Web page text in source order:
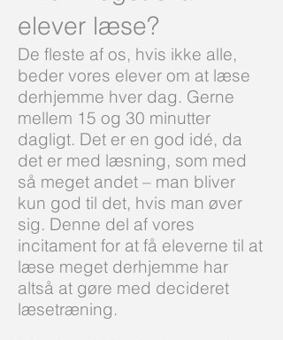
elever læse?
De fleste af os, hvis ikke alle,
beder vores elever om at læse
derhjemme hver dag. Gerne
mellem 15 og 30 minutter
dagligt. Det er en god idé, da
det er med læsning, som med
så meget andet – man bliver
kun god til det, hvis man øver
sig. Denne del af vores
incitament for at få eleverne til at
læse meget derhjemme har
altså at gøre med decideret
læsetræning.